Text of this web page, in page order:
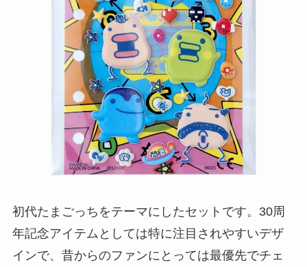
初代たまごっちをテーマにしたセットです。30周
年記念アイテムとしては特に注目されやすいデザ
インで、昔からのファンにとっては最優先でチェ